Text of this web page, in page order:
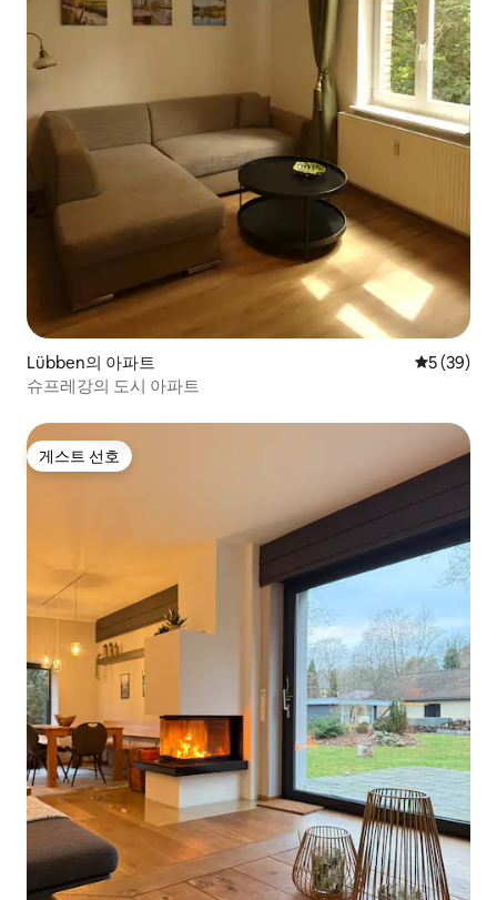
Lübben의 아파트 평점 5점(5
5 (39)
슈프레강의 도시 아파트
게스트 선호
게스트 선호